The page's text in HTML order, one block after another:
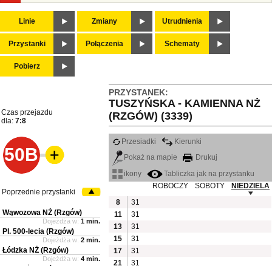
Linie Zmiany Utrudnienia
Przystanki Połączenia Schematy
Pobierz
PRZYSTANEK:
TUSZYŃSKA - KAMIENNA NŻ
(RZGÓW) (3339)
Czas przejazdu
dla: 7:8
50B
Przesiadki
Kierunki
Pokaż na mapie
Drukuj
ikony
Tabliczka jak na przystanku
ROBOCZY
SOBOTY
NIEDZIELA
8
31
11
31
13
31
15
31
17
31
21
31
Poprzednie przystanki
Wąwozowa NŻ (Rzgów)
Dojeżdża w: 1 min.
Pl. 500-lecia (Rzgów)
Dojeżdża w: 2 min.
Łódzka NŻ (Rzgów)
Dojeżdża w: 4 min.